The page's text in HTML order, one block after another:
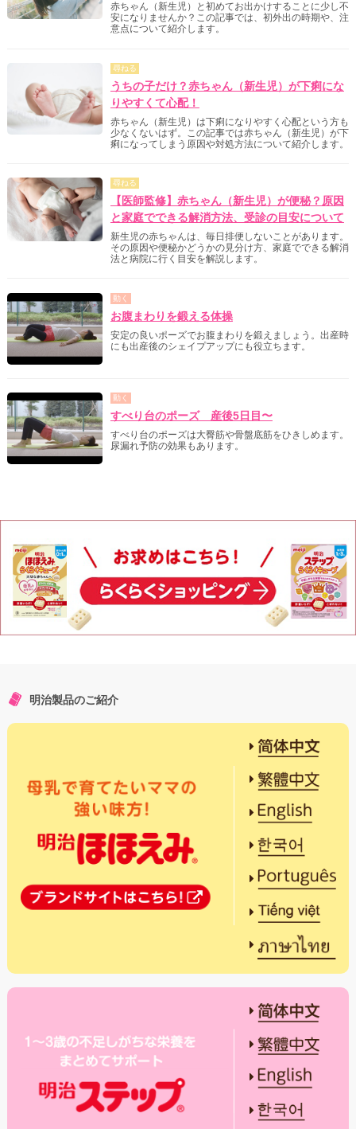
赤ちゃん（新生児）と初めてお出かけすることに少し不
安になりませんか？この記事では、初外出の時期や、注
意点について紹介します。
尋ねる
うちの子だけ？赤ちゃん（新生児）が下痢にな
りやすくて心配！
赤ちゃん（新生児）は下痢になりやすく心配という方も
少なくないはず。この記事では赤ちゃん（新生児）が下
痢になってしまう原因や対処方法について紹介します。
尋ねる
【医師監修】赤ちゃん（新生児）が便秘？原因
と家庭でできる解消方法、受診の目安について
新生児の赤ちゃんは、毎日排便しないことがあります。
その原因や便秘かどうかの見分け方、家庭でできる解消
法と病院に行く目安を解説します。
動く
お腹まわりを鍛える体操
安定の良いポーズでお腹まわりを鍛えましょう。出産時
にも出産後のシェイプアップにも役立ちます。
動く
すべり台のポーズ 産後5日目〜
すべり台のポーズは大臀筋や骨盤底筋をひきしめます。
尿漏れ予防の効果もあります。
明治製品のご紹介